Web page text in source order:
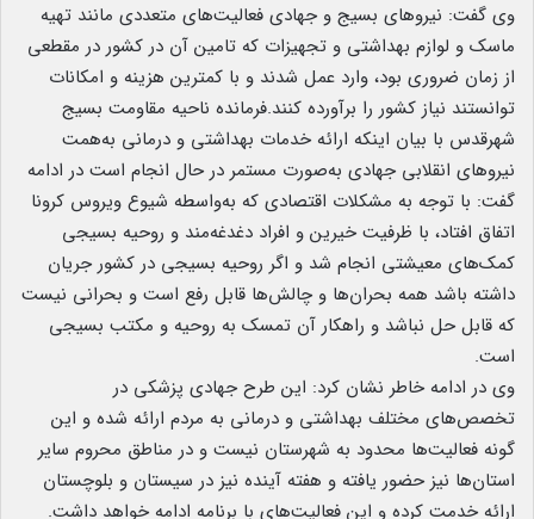
وی گفت: نیروهای بسیج و جهادی فعالیت‌های متعددی مانند تهیه
ماسک و لوازم بهداشتی و تجهیزات که تامین آن در کشور در مقطعی
از زمان ضروری بود، وارد عمل شدند و با کمترین هزینه و امکانات
توانستند نیاز کشور را برآورده کنند.فرمانده ناحیه مقاومت بسیج
شهرقدس با بیان اینکه ارائه خدمات بهداشتی و درمانی به‌همت
نیروهای انقلابی جهادی به‌صورت مستمر در حال انجام است در ادامه
گفت: با توجه به مشکلات اقتصادی که به‌واسطه شیوع ویروس کرونا
اتفاق افتاد، با ظرفیت خیرین و افراد دغدغه‌مند و روحیه بسیجی
کمک‌های معیشتی انجام شد و اگر روحیه بسیجی در کشور جریان
داشته باشد همه بحران‌ها و چالش‌ها قابل رفع است و بحرانی نیست
که قابل حل نباشد و راهکار آن تمسک به روحیه و مکتب بسیجی
است.
وی در ادامه خاطر نشان کرد: این طرح جهادی پزشکی در
تخصص‌های مختلف بهداشتی و درمانی به مردم ارائه شده و این
گونه فعالیت‌ها محدود به شهرستان نیست و در مناطق محروم سایر
استان‌ها نیز حضور یافته و هفته آینده نیز در سیستان و بلوچستان
ارائه خدمت کرده و این فعالیت‌های با برنامه‌ ادامه خواهد داشت.